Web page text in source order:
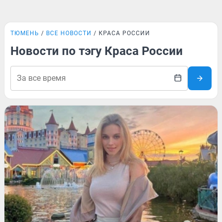
ТЮМЕНЬ ВСЕ НОВОСТИ КРАСА РОССИИ
Новости по тэгу Краса России